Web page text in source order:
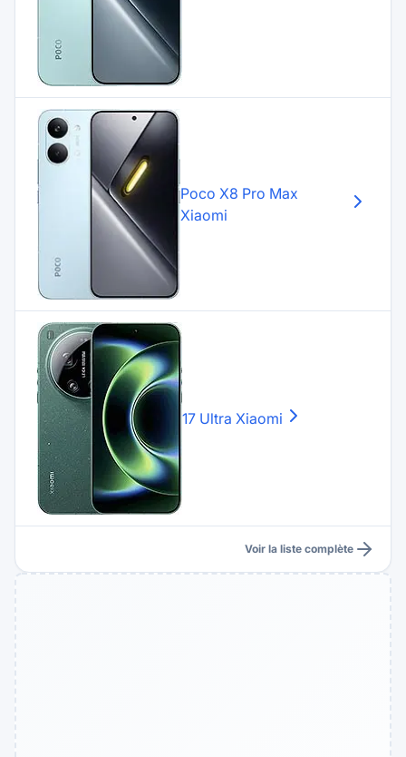
Poco X8 Pro Max
Xiaomi
17 Ultra Xiaomi
Voir la liste complète